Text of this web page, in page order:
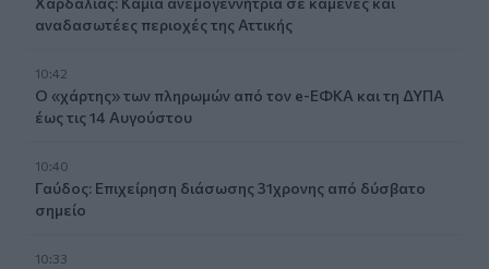
αναδασωτέες περιοχές της Αττικής
10:42
Ο «χάρτης» των πληρωμών από τον e-ΕΦΚΑ και τη ΔΥΠΑ
έως τις 14 Αυγούστου
10:40
Γαύδος: Επιχείρηση διάσωσης 31χρονης από δύσβατο
σημείο
10:33